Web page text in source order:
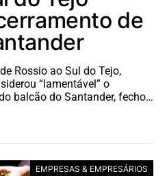
de
Rossio ao Sul do Tejo,
“lamentável” o
balcão do Santander, fecho…
EMPRESAS & EMPRESÁRIOS